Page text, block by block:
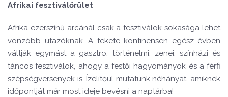
Afrikai fesztiválőrület
Afrika ezerszínű arcánál csak a fesztiválok sokasága lehet
vonzóbb utazóknak. A fekete kontinensen egész évben
váltják egymást a gasztro, történelmi, zenei, színházi és
táncos fesztiválok, ahogy a festői hagyományok és a férfi
szépségversenyek is. Ízelítőül mutatunk néhányat, amiknek
időpontját már most ideje bevésni a naptárba!